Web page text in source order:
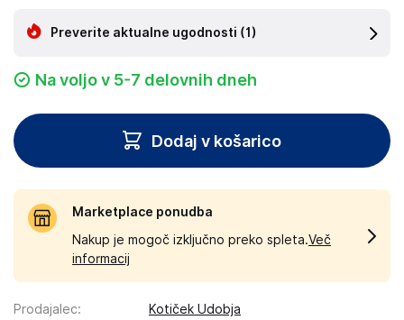
Preverite aktualne ugodnosti (1)
Na voljo v 5-7 delovnih dneh
Dodaj v košarico
Marketplace ponudba
Nakup je mogoč izključno preko spleta.Več
informacij
Prodajalec:
Kotiček Udobja